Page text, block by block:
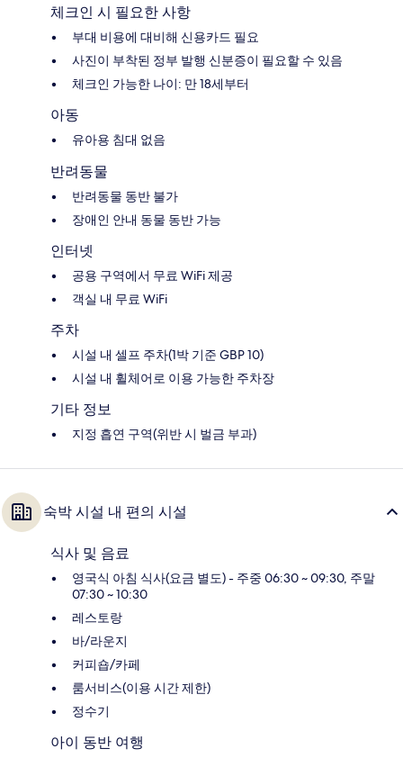
체크인 시 필요한 사항
부대 비용에 대비해 신용카드 필요
사진이 부착된 정부 발행 신분증이 필요할 수 있음
체크인 가능한 나이: 만 18세부터
아동
유아용 침대 없음
반려동물
반려동물 동반 불가
장애인 안내 동물 동반 가능
인터넷
공용 구역에서 무료 WiFi 제공
객실 내 무료 WiFi
주차
시설 내 셀프 주차(1박 기준 GBP 10)
시설 내 휠체어로 이용 가능한 주차장
기타 정보
지정 흡연 구역(위반 시 벌금 부과)
숙박 시설 내 편의 시설
식사 및 음료
영국식 아침 식사(요금 별도) - 주중 06:30 ~ 09:30, 주말
07:30 ~ 10:30
레스토랑
바/라운지
커피숍/카페
룸서비스(이용 시간 제한)
정수기
아이 동반 여행